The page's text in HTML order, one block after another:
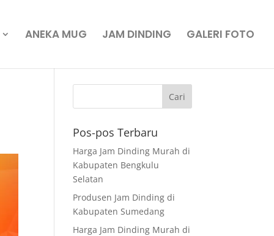
ANEKA MUG JAM DINDING GALERI FOTO
Pos-pos Terbaru
Harga Jam Dinding Murah di
Kabupaten Bengkulu
Selatan
Produsen Jam Dinding di
Kabupaten Sumedang
Harga Jam Dinding Murah di